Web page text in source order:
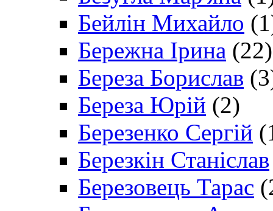
Бейлін Михайло
Бережна Ірина (22)
Береза Борислав
Береза Юрій (2)
Березенко Сергій
Березкін Станіслав
Березовець Тарас